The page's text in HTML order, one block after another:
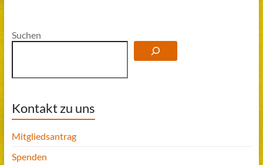
Suchen
Kontakt zu uns
Mitgliedsantrag
Spenden